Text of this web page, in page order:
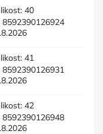
40
8592390126924
41
8592390126931
42
8592390126948